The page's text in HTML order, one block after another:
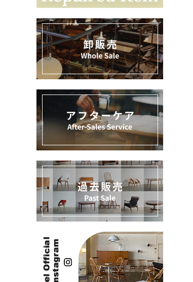
納品事例
エキシビジョン・展示会
ACCOUNT MENU
ようこそ ゲスト 様
ログイン person 新規会員登録